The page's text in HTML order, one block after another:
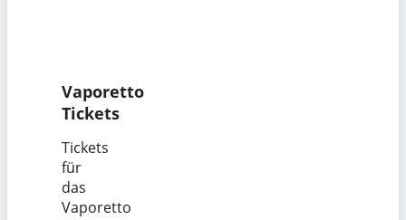
Vaporetto
Tickets
Tickets
für
das
Vaporetto